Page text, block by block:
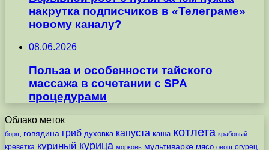
накрутка подписчиков в «Телеграме»
новому каналу?
08.06.2026
Польза и особенности тайского
массажа в сочетании с SPA
процедурами
Облако меток
борщ говядина гриб духовка капуста каша котлета крабовый
креветка куриный курица морковь мультиварке мясо овощ огурец